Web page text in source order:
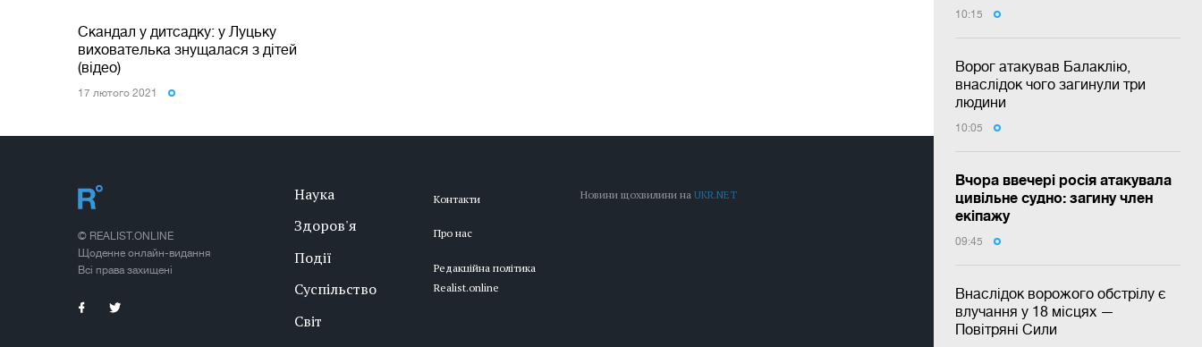
10:15
Ворог атакував Балаклію,
внаслідок чого загинули три
людини
10:05
Вчора ввечері росія атакувала
цивільне судно: загину член
екіпажу
09:45
Внаслідок ворожого обстрілу є
влучання у 18 місцях —
Повітряні Сили
Скандал у дитсадку: у Луцьку
вихователька знущалася з дітей
(відео)
17 лютого 2021
© REALIST.ONLINE
Щоденне онлайн-видання
Всі права захищені
Наука
Здоров'я
Події
Суспільство
Світ
Контакти
Про нас
Редакційна політика
Realist.online
Новини щохвилини наUKR.NET